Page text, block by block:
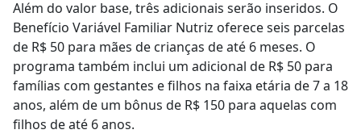
Além do valor base, três adicionais serão inseridos. O
Benefício Variável Familiar Nutriz oferece seis parcelas
de R$ 50 para mães de crianças de até 6 meses. O
programa também inclui um adicional de R$ 50 para
famílias com gestantes e filhos na faixa etária de 7 a 18
anos, além de um bônus de R$ 150 para aquelas com
filhos de até 6 anos.